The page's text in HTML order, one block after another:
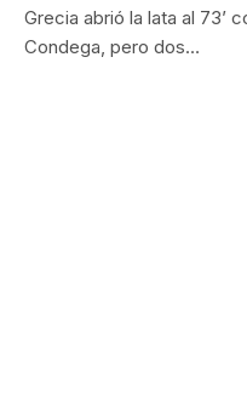
Grecia abrió la lata al 73’
Condega, pero dos…